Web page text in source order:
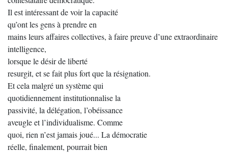
Il est intéressant de voir la capacité
qu’ont les gens à prendre en
mains leurs affaires collectives, à faire preuve d’une extraordinaire
intelligence,
lorsque le désir de liberté
resurgit, et se fait plus fort que la résignation.
Et cela malgré un système qui
quotidiennement institutionnalise la
passivité, la délégation, l’obéissance
aveugle et l’individualisme. Comme
quoi, rien n’est jamais joué... La démocratie
réelle, finalement, pourrait bien